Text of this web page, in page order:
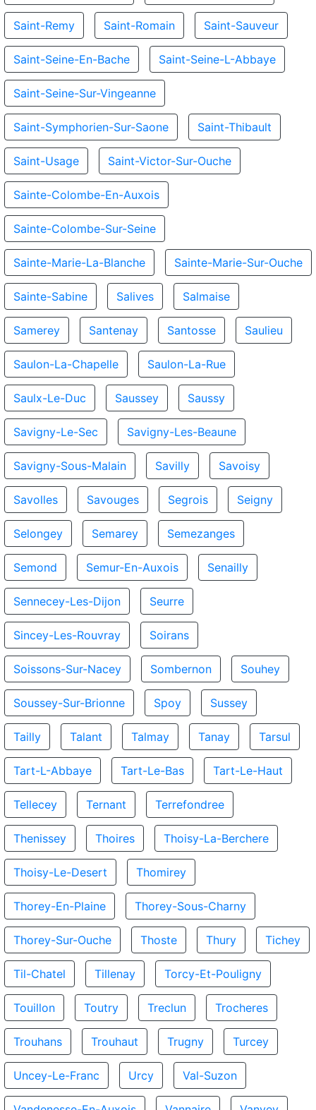
Saint-Remy Saint-Romain Saint-Sauveur
Saint-Seine-En-Bache Saint-Seine-L-Abbaye
Saint-Seine-Sur-Vingeanne
Saint-Symphorien-Sur-Saone Saint-Thibault
Saint-Usage Saint-Victor-Sur-Ouche
Sainte-Colombe-En-Auxois
Sainte-Colombe-Sur-Seine
Sainte-Marie-La-Blanche Sainte-Marie-Sur-Ouche
Sainte-Sabine Salives Salmaise
Samerey Santenay Santosse Saulieu
Saulon-La-Chapelle Saulon-La-Rue
Saulx-Le-Duc Saussey Saussy
Savigny-Le-Sec Savigny-Les-Beaune
Savigny-Sous-Malain Savilly Savoisy
Savolles Savouges Segrois Seigny
Selongey Semarey Semezanges
Semond Semur-En-Auxois Senailly
Sennecey-Les-Dijon Seurre
Sincey-Les-Rouvray Soirans
Soissons-Sur-Nacey Sombernon Souhey
Soussey-Sur-Brionne Spoy Sussey
Tailly Talant Talmay Tanay Tarsul
Tart-L-Abbaye Tart-Le-Bas Tart-Le-Haut
Tellecey Ternant Terrefondree
Thenissey Thoires Thoisy-La-Berchere
Thoisy-Le-Desert Thomirey
Thorey-En-Plaine Thorey-Sous-Charny
Thorey-Sur-Ouche Thoste Thury Tichey
Til-Chatel Tillenay Torcy-Et-Pouligny
Touillon Toutry Treclun Trocheres
Trouhans Trouhaut Trugny Turcey
Uncey-Le-Franc Urcy Val-Suzon